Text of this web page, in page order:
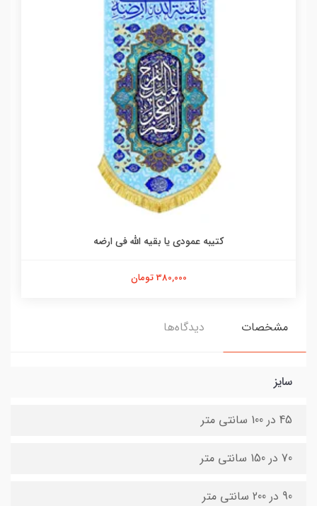
کتیبه عمودی یا بقیه الله فی ارضه
380,000 تومان
مشخصات دیدگاه‌ها
سایز
45 در 100 سانتی متر
70 در 150 سانتی متر
90 در 200 سانتی متر